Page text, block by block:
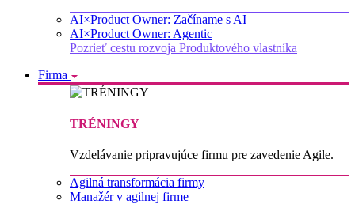
AI×Product Owner: Začíname s AI
AI×Product Owner: Agentic
Pozrieť cestu rozvoja Produktového vlastníka
Firma
TRÉNINGY
Vzdelávanie pripravujúce firmu pre zavedenie Agile.
Agilná transformácia firmy
Manažér v agilnej firme